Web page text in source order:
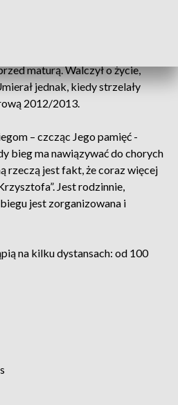
maturą. Walczył o życie,
jednak, kiedy strzelały
2012/2013.
– czcząc Jego pamięć -
bieg ma nawiązywać do chorych
rzeczą jest fakt, że coraz więcej
Jest rodzinnie,
jest zorganizowana i
na kilku dystansach: od 100